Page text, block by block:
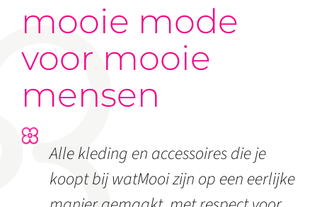
mooie mode
voor mooie
mensen
Alle kleding en accessoires die je
koopt bij watMooi zijn op een eerlijke